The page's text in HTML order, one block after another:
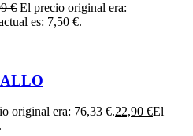
€ El precio original era:
es: 7,50 €.
original era: 76,33 €.22,90 €El